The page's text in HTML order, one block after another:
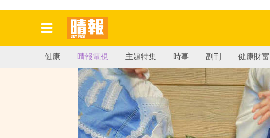
健康 晴報電視 主題特集 時事 副刊 健康財富